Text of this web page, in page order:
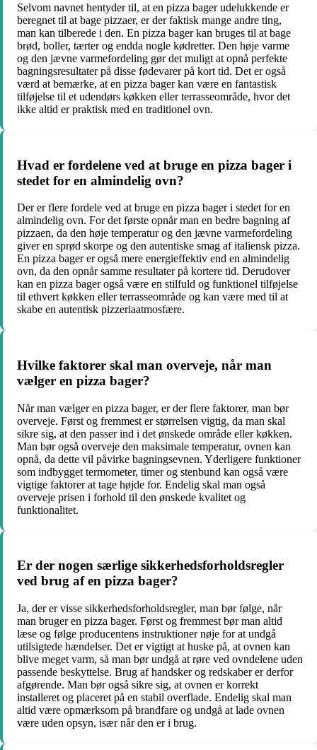
Selvom navnet hentyder til, at en pizza bager udelukkende er
beregnet til at bage pizzaer, er der faktisk mange andre ting,
man kan tilberede i den. En pizza bager kan bruges til at bage
brød, boller, tærter og endda nogle kødretter. Den høje varme
og den jævne varmefordeling gør det muligt at opnå perfekte
bagningsresultater på disse fødevarer på kort tid. Det er også
værd at bemærke, at en pizza bager kan være en fantastisk
tilføjelse til et udendørs køkken eller terrasseområde, hvor det
ikke altid er praktisk med en traditionel ovn.
Hvad er fordelene ved at bruge en pizza bager i
stedet for en almindelig ovn?
Der er flere fordele ved at bruge en pizza bager i stedet for en
almindelig ovn. For det første opnår man en bedre bagning af
pizzaen, da den høje temperatur og den jævne varmefordeling
giver en sprød skorpe og den autentiske smag af italiensk pizza.
En pizza bager er også mere energieffektiv end en almindelig
ovn, da den opnår samme resultater på kortere tid. Derudover
kan en pizza bager også være en stilfuld og funktionel tilføjelse
til ethvert køkken eller terrasseområde og kan være med til at
skabe en autentisk pizzeriaatmosfære.
Hvilke faktorer skal man overveje, når man
vælger en pizza bager?
Når man vælger en pizza bager, er der flere faktorer, man bør
overveje. Først og fremmest er størrelsen vigtig, da man skal
sikre sig, at den passer ind i det ønskede område eller køkken.
Man bør også overveje den maksimale temperatur, ovnen kan
opnå, da dette vil påvirke bagningsevnen. Yderligere funktioner
som indbygget termometer, timer og stenbund kan også være
vigtige faktorer at tage højde for. Endelig skal man også
overveje prisen i forhold til den ønskede kvalitet og
funktionalitet.
Er der nogen særlige sikkerhedsforholdsregler
ved brug af en pizza bager?
Ja, der er visse sikkerhedsforholdsregler, man bør følge, når
man bruger en pizza bager. Først og fremmest bør man altid
læse og følge producentens instruktioner nøje for at undgå
utilsigtede hændelser. Det er vigtigt at huske på, at ovnen kan
blive meget varm, så man bør undgå at røre ved ovndelene uden
passende beskyttelse. Brug af handsker og redskaber er derfor
afgørende. Man bør også sikre sig, at ovnen er korrekt
installeret og placeret på en stabil overflade. Endelig skal man
altid være opmærksom på brandfare og undgå at lade ovnen
være uden opsyn, især når den er i brug.